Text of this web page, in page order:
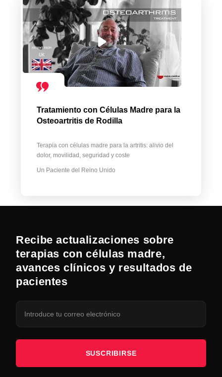
Tratamiento con Células Madre para la
Osteoartritis de Rodilla
Terapia con células madre para la artritis: alivio del
dolor, movilidad, seguridad y coste
Un Paciente del Reino Unido
Recibe actualizaciones sobre
terapias con células madre,
avances clínicos y resultados de
pacientes
SUSCRIBIRSE